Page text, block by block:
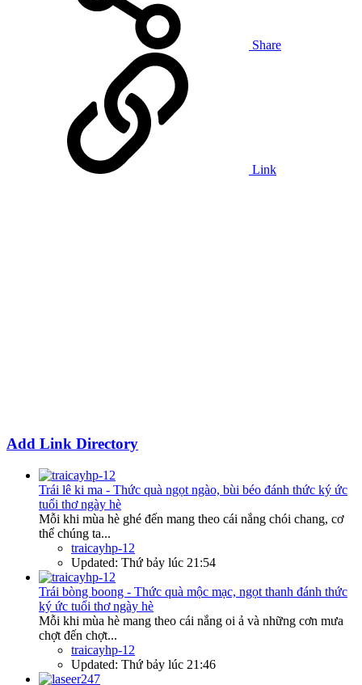
Share
Link
Add Link Directory
Trái lê ki ma - Thức quà ngọt ngào, bùi béo đánh thức ký ức
tuổi thơ ngày hè
Mỗi khi mùa hè ghé đến mang theo cái nắng chói chang, cơ
thể chúng ta...
traicayhp-12
Updated: Thứ bảy lúc 21:54
Trái bòng boong - Thức quà mộc mạc, ngọt thanh đánh thức
ký ức tuổi thơ ngày hè
Mỗi khi mùa hè mang theo cái nắng oi ả và những cơn mưa
chợt đến chợt...
traicayhp-12
Updated: Thứ bảy lúc 21:46